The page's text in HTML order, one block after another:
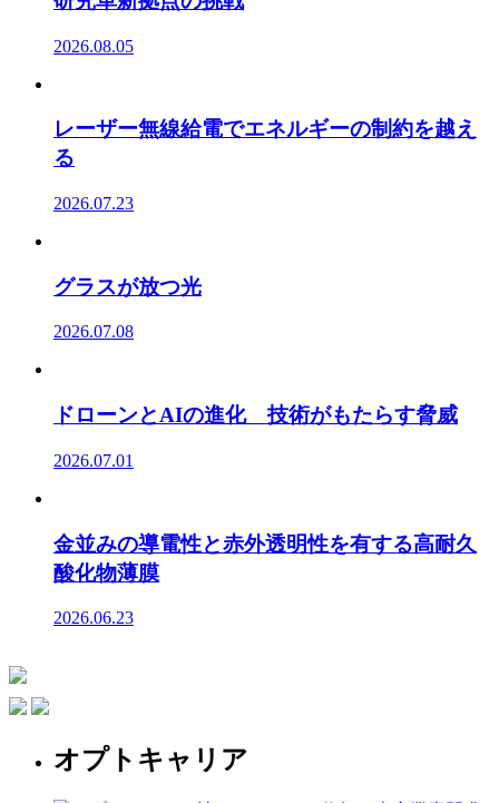
2026.08.05
レーザー無線給電でエネルギーの制約を越え
る
2026.07.23
グラスが放つ光
2026.07.08
ドローンとAIの進化 技術がもたらす脅威
2026.07.01
金並みの導電性と赤外透明性を有する高耐久
酸化物薄膜
2026.06.23
オプトキャリア